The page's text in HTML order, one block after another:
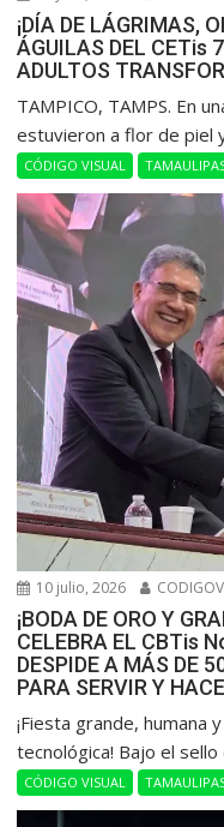
¡DÍA DE LÁGRIMAS,
ÁGUILAS DEL CETis
ADULTOS
​TAMPICO, TAMPS. En
estuvieron a flor de piel
CÓDIGO VISUAL
10 julio, 2026
¡BODA DE ORO Y
CELEBRA EL CBTis
DESPIDE A MÁS DE
PARA SERVIR Y
​¡Fiesta grande, humana
tecnológica! Bajo el sello
CÓDIGO VISUAL